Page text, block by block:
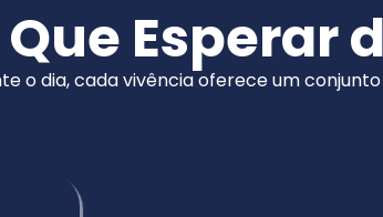
Que Esperar
o dia, cada vivência oferece um